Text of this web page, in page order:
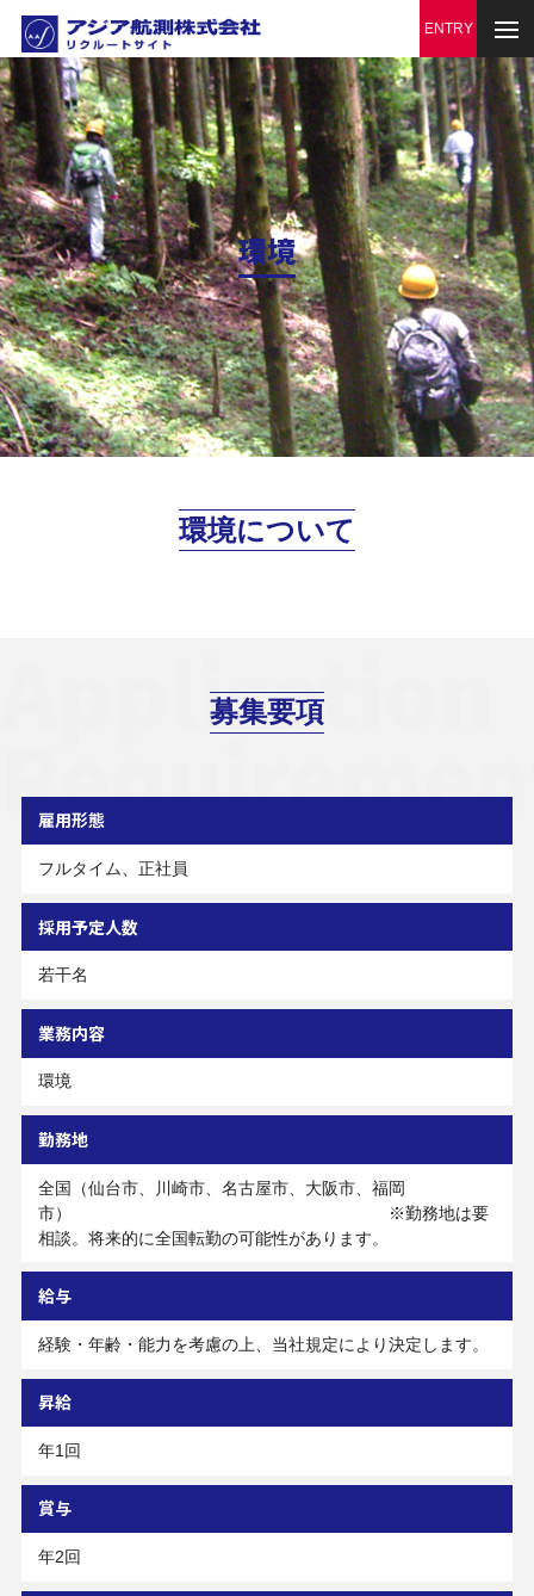
環境
環境について
募集要項
Application
雇用形態
フルタイム、正社員
採用予定人数
若干名
業務内容
環境
勤務地
全国（仙台市、川崎市、名古屋市、大阪市、福岡
市） ※勤務地は要
相談。将来的に全国転勤の可能性があります。
給与
経験・年齢・能力を考慮の上、当社規定により決定します。
昇給
年1回
賞与
年2回